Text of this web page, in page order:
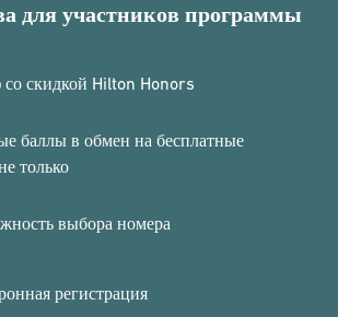
для участников программы
скидкой Hilton Honors
баллы в обмен на бесплатные
только
выбора номера
регистрация